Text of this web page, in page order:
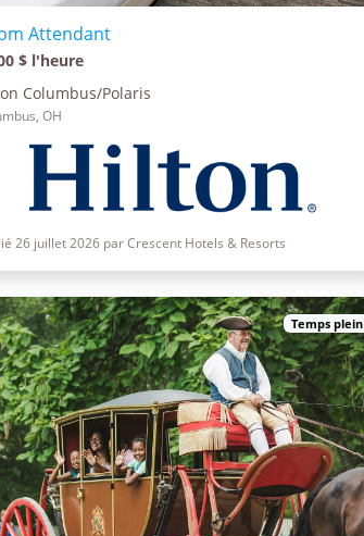
Attendant
$ l'heure
Columbus/Polaris
OH
26 juillet 2026 par Crescent Hotels & Resorts
Temps plein